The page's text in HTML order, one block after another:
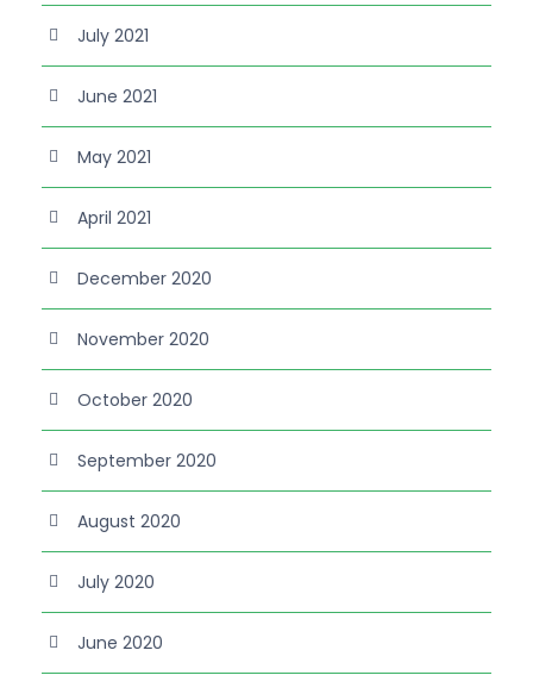
July 2021
June 2021
May 2021
April 2021
December 2020
November 2020
October 2020
September 2020
August 2020
July 2020
June 2020